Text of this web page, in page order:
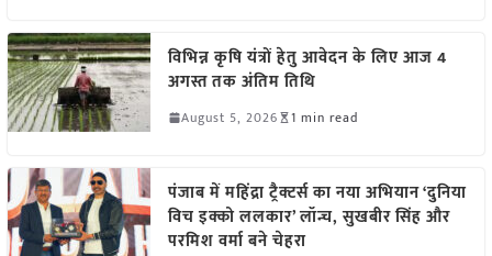
विभिन्न कृषि यंत्रों हेतु आवेदन के लिए आज 4
अगस्त तक अंतिम तिथि
August 5, 2026 1 min read
पंजाब में महिंद्रा ट्रैक्टर्स का नया अभियान ‘दुनिया
विच इक्को ललकार’ लॉन्च, सुखबीर सिंह और
परमिश वर्मा बने चेहरा